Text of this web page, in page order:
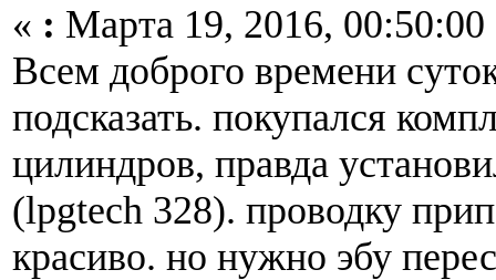
« : Марта 19, 2016, 00:50:00
Всем доброго времени
подсказать. покупался
цилиндров, правда
(lpgtech 328). проводку
красиво. но нужно эбу